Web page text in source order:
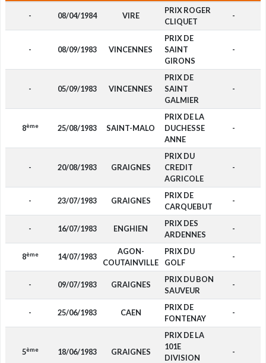
- 08/04/1984 VIRE
PRIX ROGER
CLIQUET
-
- 08/09/1983 VINCENNES
PRIX DE
SAINT
GIRONS
-
- 05/09/1983 VINCENNES
PRIX DE
SAINT
GALMIER
-
8ème 25/08/1983 SAINT-MALO
PRIX DE LA
DUCHESSE
ANNE
-
- 20/08/1983 GRAIGNES
PRIX DU
CREDIT
AGRICOLE
-
- 23/07/1983 GRAIGNES
PRIX DE
CARQUEBUT
-
- 16/07/1983 ENGHIEN
PRIX DES
ARDENNES
-
8ème 14/07/1983
AGON-
COUTAINVILLE
PRIX DU
GOLF
-
- 09/07/1983 GRAIGNES
PRIX DU BON
SAUVEUR
-
- 25/06/1983 CAEN
PRIX DE
FONTENAY
-
5ème 18/06/1983 GRAIGNES
PRIX DE LA
101E
DIVISION
-